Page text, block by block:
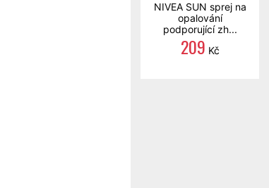
NIVEA SUN sprej na
opalování
podporující zh...
209 Kč